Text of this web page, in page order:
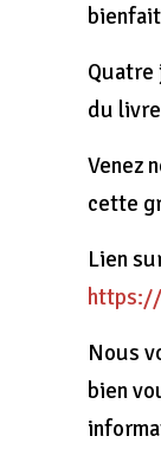
du
Venez
cette
Lien
Nous
bien